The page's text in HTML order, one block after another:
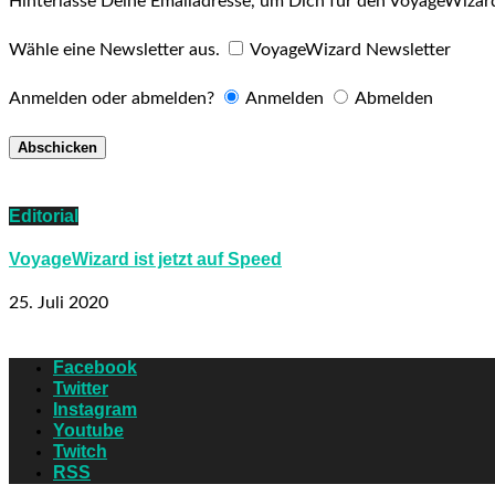
Wähle eine Newsletter aus. VoyageWizard Newsletter
Anmelden oder abmelden? Anmelden Abmelden
Editorial
VoyageWizard ist jetzt auf Speed
25. Juli 2020
Facebook
Twitter
Instagram
Youtube
Twitch
RSS